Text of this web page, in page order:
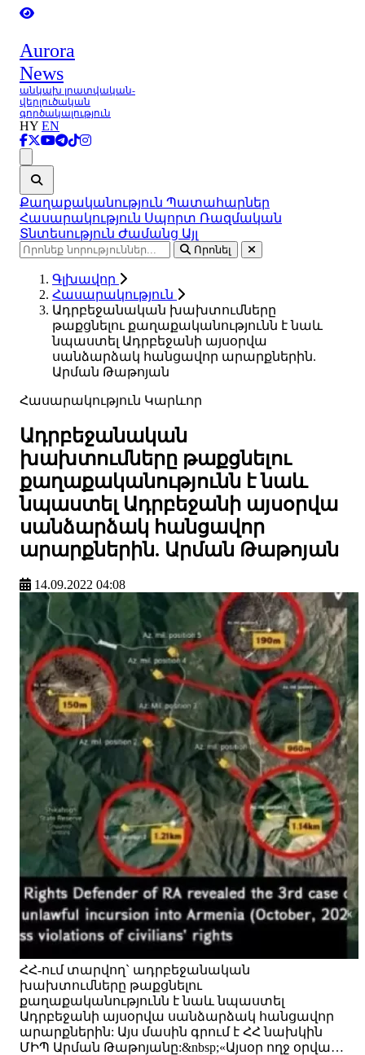
Aurora
News
անկախ լրատվական-
վերլուծական
գործակալություն
HY EN
Քաղաքականություն Պատահարներ
Հասարակություն Սպորտ Ռազմական
Տնտեսություն Ժամանց Այլ
Որոնել
Գլխավոր
Հասարակություն
Ադրբեջանական խախտումները
թաքցնելու քաղաքականությունն է նաև
նպաստել Ադրբեջանի այսօրվա
սանձարձակ հանցավոր արարքներին.
Արման Թաթոյան
Հասարակություն Կարևոր
Ադրբեջանական
խախտումները թաքցնելու
քաղաքականությունն է նաև
նպաստել Ադրբեջանի այսօրվա
սանձարձակ հանցավոր
արարքներին. Արման Թաթոյան
14.09.2022 04:08
ՀՀ-ում տարվող` ադրբեջանական
խախտումները թաքցնելու
քաղաքականությունն է նաև նպաստել
Ադրբեջանի այսօրվա սանձարձակ հանցավոր
արարքներին: Այս մասին գրում է ՀՀ նախկին
ՄԻՊ Արման Թաթոյանը:&nbsp;«Այսօր ողջ օրվա…